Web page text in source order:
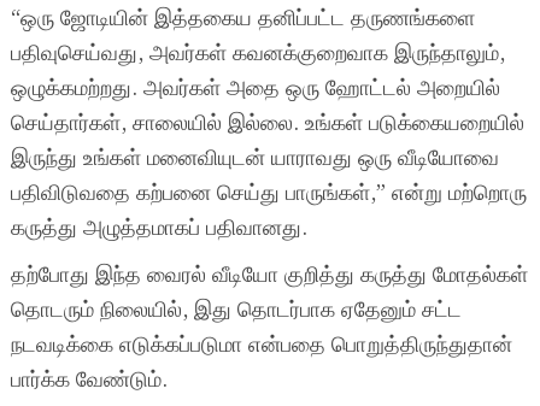
“ஒரு ஜோடியின் இத்தகைய தனிப்பட்ட தருணங்களை
பதிவுசெய்வது, அவர்கள் கவனக்குறைவாக இருந்தாலும்,
ஒழுக்கமற்றது. அவர்கள் அதை ஒரு ஹோட்டல் அறையில்
செய்தார்கள், சாலையில் இல்லை. உங்கள் படுக்கையறையில்
இருந்து உங்கள் மனைவியுடன் யாராவது ஒரு வீடியோவை
பதிவிடுவதை கற்பனை செய்து பாருங்கள்,” என்று மற்றொரு
கருத்து அழுத்தமாகப் பதிவானது.
தற்போது இந்த வைரல் வீடியோ குறித்து கருத்து மோதல்கள்
தொடரும் நிலையில், இது தொடர்பாக ஏதேனும் சட்ட
நடவடிக்கை எடுக்கப்படுமா என்பதை பொறுத்திருந்துதான்
பார்க்க வேண்டும்.